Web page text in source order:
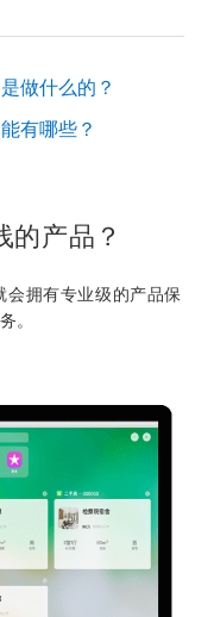
做什么的？
有哪些？
的产品？
会拥有专业级的产品保
。